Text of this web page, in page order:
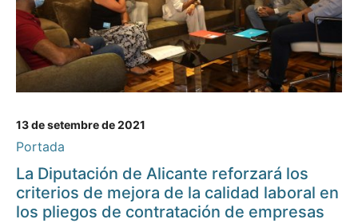
13 de setembre de 2021
Portada
La Diputación de Alicante reforzará los
criterios de mejora de la calidad laboral en
los pliegos de contratación de empresas